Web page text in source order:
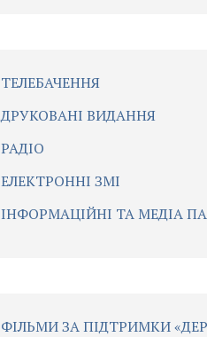
ТЕЛЕБАЧЕННЯ
ДРУКОВАНІ ВИДАННЯ
РАДІО
ЕЛЕКТРОННІ ЗМІ
ІНФОРМАЦІЙНІ ТА МЕДІА
ФІЛЬМИ ЗА ПІДТРИМКИ